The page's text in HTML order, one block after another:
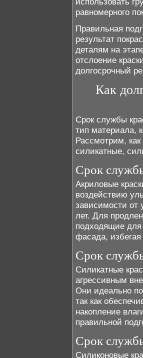
равномерного
Правильная
результат
деталям на
отслоение
долгосрочный
Как
Срок службы
тип материала,
Рассмотрим,
силикатные,
Срок
Акриловые
воздействию
зависимости от
лет. Для
подходящие для
фасада,
Срок
Силикатные
агрессивным
Они идеально
так как
накопление
правильной
Срок
Силиконовые